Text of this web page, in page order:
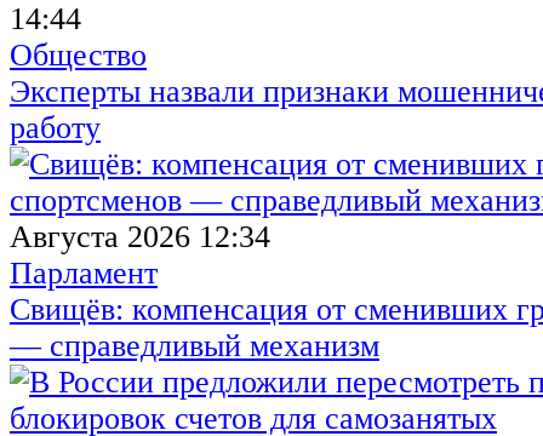
14:44
Общество
Эксперты назвали признаки
работу
Августа 2026 12:34
Парламент
Свищёв: компенсация от сменивших
— справедливый механизм